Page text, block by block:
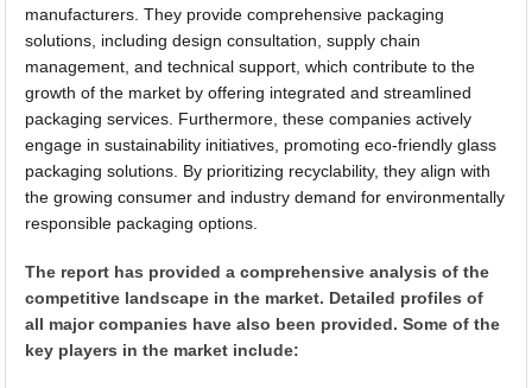
manufacturers. They provide comprehensive packaging
solutions, including design consultation, supply chain
management, and technical support, which contribute to the
growth of the market by offering integrated and streamlined
packaging services. Furthermore, these companies actively
engage in sustainability initiatives, promoting eco-friendly glass
packaging solutions. By prioritizing recyclability, they align with
the growing consumer and industry demand for environmentally
responsible packaging options.
The report has provided a comprehensive analysis of the
competitive landscape in the market. Detailed profiles of
all major companies have also been provided. Some of the
key players in the market include: